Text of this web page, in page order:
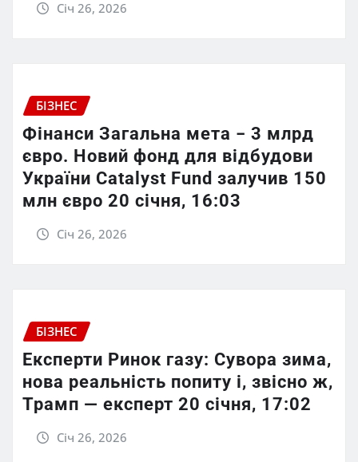
Січ 26, 2026
БІЗНЕС
Фінанси Загальна мета − 3 млрд
євро. Новий фонд для відбудови
України Catalyst Fund залучив 150
млн євро 20 січня, 16:03
Січ 26, 2026
БІЗНЕС
Експерти Ринок газу: Сувора зима,
нова реальність попиту і, звісно ж,
Трамп — експерт 20 січня, 17:02
Січ 26, 2026